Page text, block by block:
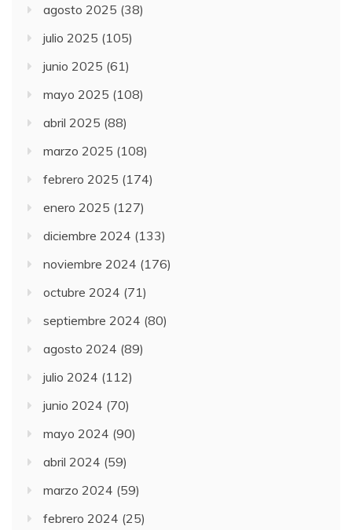
agosto 2025 (38)
julio 2025 (105)
junio 2025 (61)
mayo 2025 (108)
abril 2025 (88)
marzo 2025 (108)
febrero 2025 (174)
enero 2025 (127)
diciembre 2024 (133)
noviembre 2024 (176)
octubre 2024 (71)
septiembre 2024 (80)
agosto 2024 (89)
julio 2024 (112)
junio 2024 (70)
mayo 2024 (90)
abril 2024 (59)
marzo 2024 (59)
febrero 2024 (25)